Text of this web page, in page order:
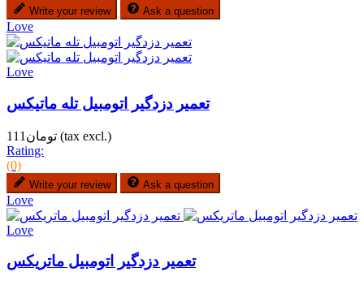
Write your review Ask a question
Love
Love
تعمیر دزدگیر اتومبیل تله ماتیکس
تومان111 (tax excl.)
Rating:
(0)
Write your review Ask a question
Love
Love
تعمیر دزدگیر اتومبیل ماتریکس